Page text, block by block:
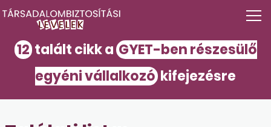
12talált cikk a GYET-ben részesülő
egyéni vállalkozó kifejezésre